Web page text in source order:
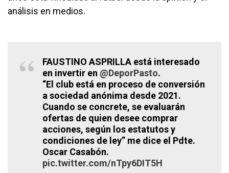
análisis en medios.
FAUSTINO ASPRILLA está interesado
en invertir en @DeporPasto.
“El club está en proceso de conversión
a sociedad anónima desde 2021.
Cuando se concrete, se evaluarán
ofertas de quien desee comprar
acciones, según los estatutos y
condiciones de ley” me dice el Pdte.
Oscar Casabón.
pic.twitter.com/nTpy6DIT5H